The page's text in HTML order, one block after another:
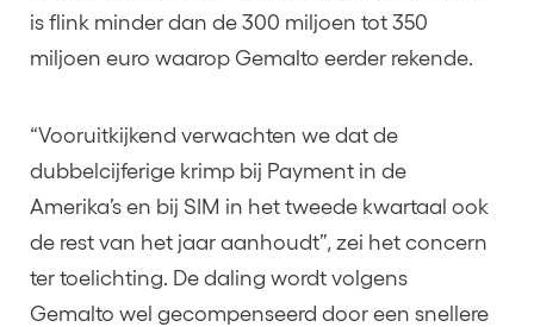
is flink minder dan de 300 miljoen tot 350
miljoen euro waarop Gemalto eerder rekende.
“Vooruitkijkend verwachten we dat de
dubbelcijferige krimp bij Payment in de
Amerika’s en bij SIM in het tweede kwartaal ook
de rest van het jaar aanhoudt”, zei het concern
ter toelichting. De daling wordt volgens
Gemalto wel gecompenseerd door een snellere